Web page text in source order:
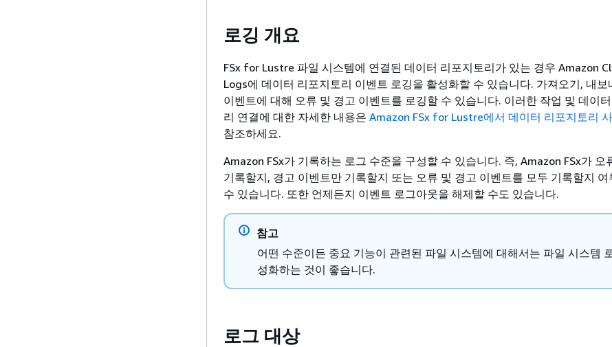
로깅 개요
FSx for Lustre 파일 시스템에 연결된 데이터 리포지토리가 있는 경우 Amazon
Logs에 데이터 리포지토리 이벤트 로깅을 활성화할 수 있습니다. 가져오기, 내보
이벤트에 대해 오류 및 경고 이벤트를 로깅할 수 있습니다. 이러한 작업 및 데이
리 연결에 대한 자세한 내용은 Amazon FSx for Lustre에서 데이터 리포지토리
참조하세요.
Amazon FSx가 기록하는 로그 수준을 구성할 수 있습니다. 즉, Amazon FSx가 오
기록할지, 경고 이벤트만 기록할지 또는 오류 및 경고 이벤트를 모두 기록할지
수 있습니다. 또한 언제든지 이벤트 로그아웃을 해제할 수도 있습니다.
참고
어떤 수준이든 중요 기능이 관련된 파일 시스템에 대해서는 파일 시스템
성화하는 것이 좋습니다.
로그 대상